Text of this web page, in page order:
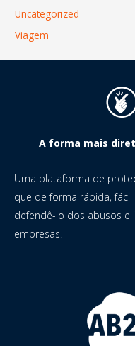
Uncategorized
Viagem
A forma mais
Uma plataforma de
que de forma rápida,
defendê-lo dos abusos e
empresas.